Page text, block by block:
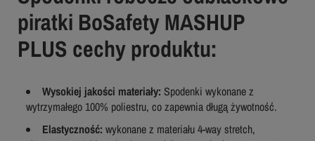
piratki BoSafety MASHUP
PLUS cechy produktu:
Wysokiej jakości materiały: Spodenki wykonane z
wytrzymałego 100% poliestru, co zapewnia długą żywotność.
Elastyczność: wykonane z materiału 4-way stretch,